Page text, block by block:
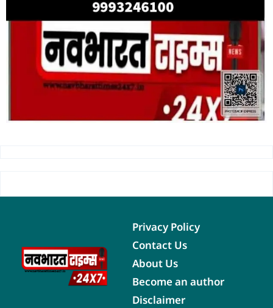
Privacy Policy
Contact Us
About Us
Become an author
Disclaimer